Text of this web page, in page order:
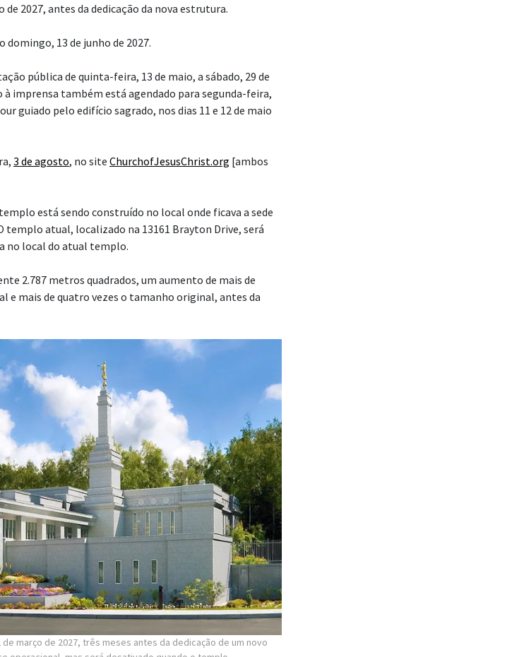
2027, antes da dedicação da nova estrutura.
domingo, 13 de junho de 2027.
pública de quinta-feira, 13 de maio, a sábado, 29 de
imprensa também está agendado para segunda-feira,
guiado pelo edifício sagrado, nos dias 11 e 12 de maio
3 de agosto, no site ChurchofJesusChrist.org [ambos
está sendo construído no local onde ficava a sede
templo atual, localizado na 13161 Brayton Drive, será
no local do atual templo.
2.787 metros quadrados, um aumento de mais de
e mais de quatro vezes o tamanho original, antes da
março de 2027, três meses antes da dedicação de um novo